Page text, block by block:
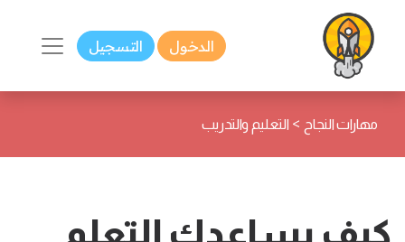
الدخول التسجيل
مهارات النجاح > التعليم والتدريب
كيف يساعدك التعلم